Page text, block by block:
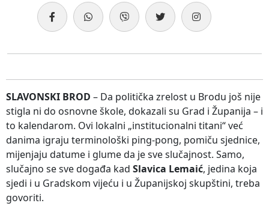
SLAVONSKI BROD – Da politička zrelost u Brodu još nije
stigla ni do osnovne škole, dokazali su Grad i Županija – i
to kalendarom. Ovi lokalni „institucionalni titani“ već
danima igraju terminološki ping-pong, pomiču sjednice,
mijenjaju datume i glume da je sve slučajnost. Samo,
slučajno se sve događa kad Slavica Lemaić, jedina koja
sjedi i u Gradskom vijeću i u Županijskoj skupštini, treba
govoriti.